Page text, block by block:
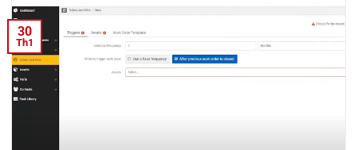
30
Th1